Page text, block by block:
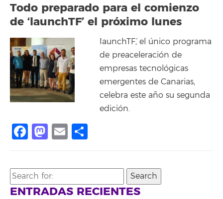
Todo preparado para el comienzo
de ‘launchTF’ el próximo lunes
`IaunchTF´, el único programa
de preaceleración de
empresas tecnológicas
emergentes de Canarias,
celebra este año su segunda
edición.
Facebook
Mastodon
Email
Search
for:
ENTRADAS RECIENTES